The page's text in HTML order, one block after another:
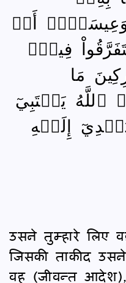
وَعِيسَىٰٓۖ أَنۡ
فِيهِۚ
مَا
يَجۡتَبِيٓ
إِلَيۡهِ
उसने तुम्हारे लिए
जिसकी ताकीद
वह (जीवन्त आदेश),